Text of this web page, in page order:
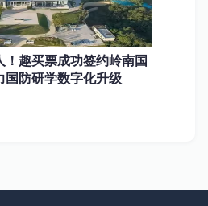
！趣买票成功签约岭南国
国防研学数字化升级